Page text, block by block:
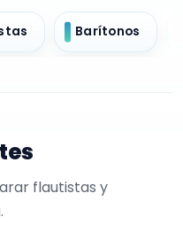
Barítonos
flautistas y